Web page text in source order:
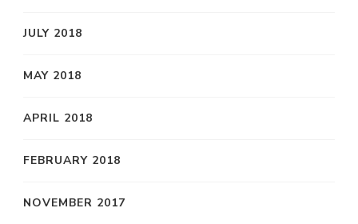
JULY 2018
MAY 2018
APRIL 2018
FEBRUARY 2018
NOVEMBER 2017